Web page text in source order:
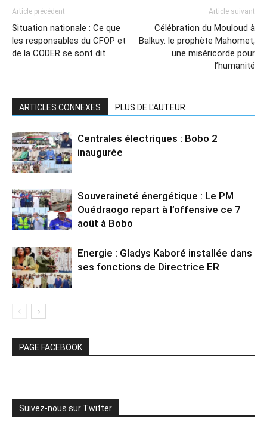
Article précédent
Situation nationale : Ce que
les responsables du CFOP et
de la CODER se sont dit
Article suivant
Célébration du Mouloud à
Balkuy: le prophète Mahomet,
une miséricorde pour
l’humanité
ARTICLES CONNEXES PLUS DE L'AUTEUR
Centrales électriques : Bobo 2
inaugurée
Souveraineté énergétique : Le PM
Ouédraogo repart à l’offensive ce 7
août à Bobo
Energie : Gladys Kaboré installée dans
ses fonctions de Directrice ER
PAGE FACEBOOK
Suivez-nous sur Twitter